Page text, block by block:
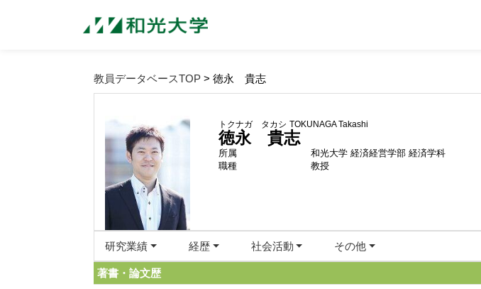
教員データベースTOP > 徳永 貴志
トクナガ タカシ TOKUNAGA Takashi
徳永 貴志
所属
和光大学 経済経営学部 経済学科
職種
教授
研究業績 経歴 社会活動 その他
著書・論文歴